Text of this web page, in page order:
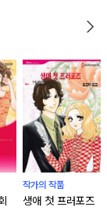
작가의 작품
생애 첫 프러포즈